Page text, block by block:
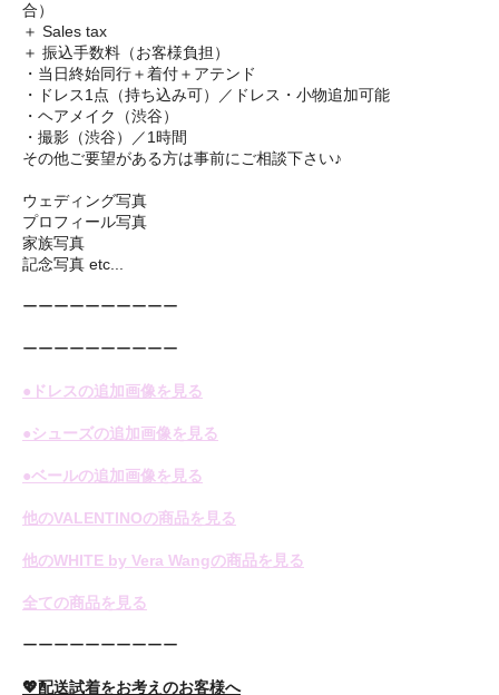
合）
＋ Sales tax
＋ 振込手数料（お客様負担）
・当日終始同行＋着付＋アテンド
・ドレス1点（持ち込み可）／ドレス・小物追加可能
・ヘアメイク（渋谷）
・撮影（渋谷）／1時間
その他ご要望がある方は事前にご相談下さい♪
ウェディング写真
プロフィール写真
家族写真
記念写真 etc...
ーーーーーーーーーー
ーーーーーーーーーー
●ドレスの追加画像を見る
●シューズの追加画像を見る
●ベールの追加画像を見る
他のVALENTINOの商品を見る
他のWHITE by Vera Wangの商品を見る
全ての商品を見る
ーーーーーーーーーー
💖配送試着をお考えのお客様へ